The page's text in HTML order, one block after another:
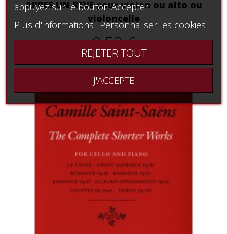
APRES UN REVE pour violon ou alto ou
violoncelle
8,53 €
appuyez sur le bouton Accepter.
Plus d'informations Personnaliser les cookies
REJETER TOUT
J'ACCEPTE